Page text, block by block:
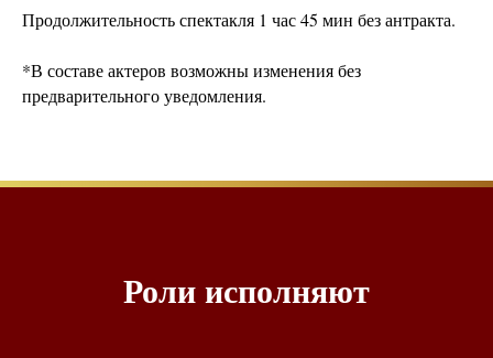
Продолжительность спектакля 1 час 45 мин без антракта.
*В составе актеров возможны изменения без
предварительного уведомления.
Роли исполняют